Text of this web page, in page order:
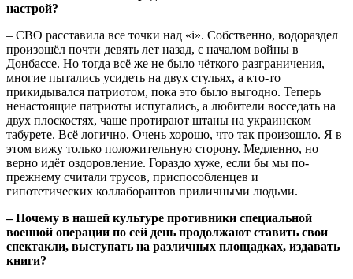
настрой?
– СВО расставила все точки над «i». Собственно, водораздел
произошёл почти девять лет назад, с началом войны в
Донбассе. Но тогда всё же не было чёткого разграничения,
многие пытались усидеть на двух стульях, а кто-то
прикидывался патриотом, пока это было выгодно. Теперь
ненастоящие патриоты испугались, а любители восседать на
двух плоскостях, чаще протирают штаны на украинском
табурете. Всё логично. Очень хорошо, что так произошло. Я в
этом вижу только положительную сторону. Медленно, но
верно идёт оздоровление. Гораздо хуже, если бы мы по-
прежнему считали трусов, приспособленцев и
гипотетических коллаборантов приличными людьми.
– Почему в нашей культуре противники специальной
военной операции по сей день продолжают ставить свои
спектакли, выступать на различных площадках, издавать
книги?